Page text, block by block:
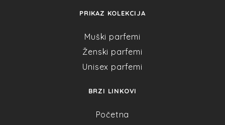
PRIKAZ KOLEKCIJA
Muški parfemi
Ženski parfemi
Unisex parfemi
BRZI LINKOVI
Početna